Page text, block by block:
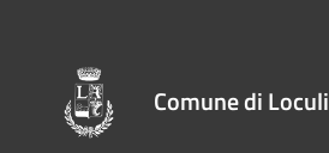
Comune di Loculi